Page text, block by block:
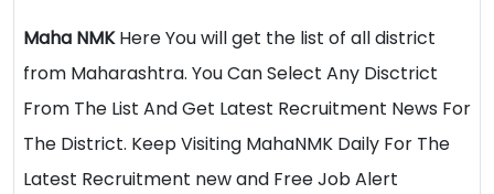
Maha NMKHere You will get the list of all district
from Maharashtra. You Can Select Any Disctrict
From The List And Get Latest Recruitment News For
The District. Keep Visiting MahaNMK Daily For The
Latest Recruitment new and Free Job Alert